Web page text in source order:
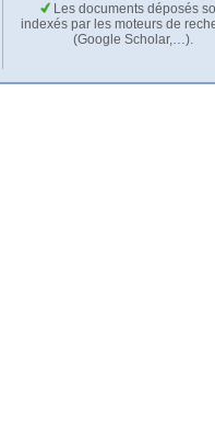
Les documents déposés
indexés par les moteurs de
(Google Scholar,…).